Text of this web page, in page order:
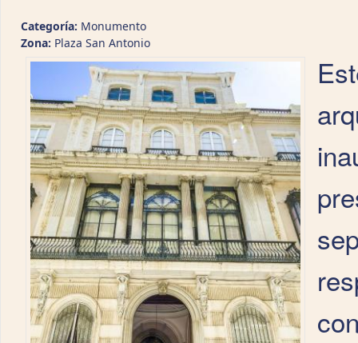
Categoría: Monumento
Zona: Plaza San Antonio